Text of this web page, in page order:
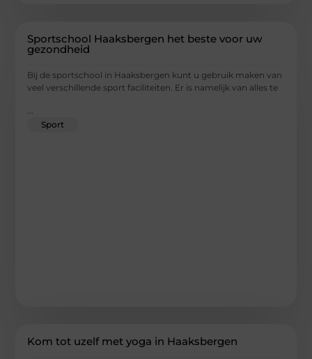
Sportschool Haaksbergen het beste voor uw
gezondheid
Bij de sportschool in Haaksbergen kunt u gebruik maken van
veel verschillende sport faciliteiten. Er is namelijk van alles te
Sport
Kom tot uzelf met yoga in Haaksbergen